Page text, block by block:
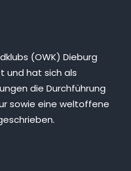
(OWK) Dieburg
und hat sich als
die Durchführung
sowie eine weltoffene